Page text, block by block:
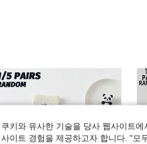
쿠키와 유사한 기술을 당사 웹사이트
사이트 경험을 제공하고자 합니다. "모